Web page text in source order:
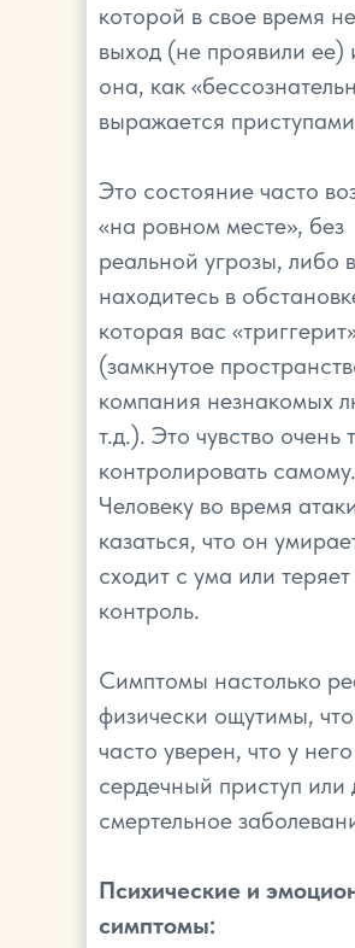
которой в свое время
выход (не проявили ее)
она, как
выражается
Это состояние часто
«на ровном месте», без
реальной угрозы, либо
находитесь в
которая вас
(замкнутое
компания незнакомых
т.д.). Это чувство очень
контролировать самому.
Человеку во время
казаться, что он
сходит с ума или теряет
контроль.
Симптомы настолько
физически ощутимы,
часто уверен, что у него
сердечный приступ или
смертельное
Психические и
симптомы: